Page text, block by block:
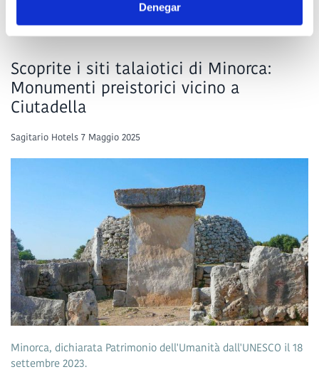
Denegar
READ MORE
Scoprite i siti talaiotici di Minorca:
Monumenti preistorici vicino a
Ciutadella
Sagitario Hotels 7 Maggio 2025
Minorca, dichiarata Patrimonio dell'Umanità dall'UNESCO il 18
settembre 2023.